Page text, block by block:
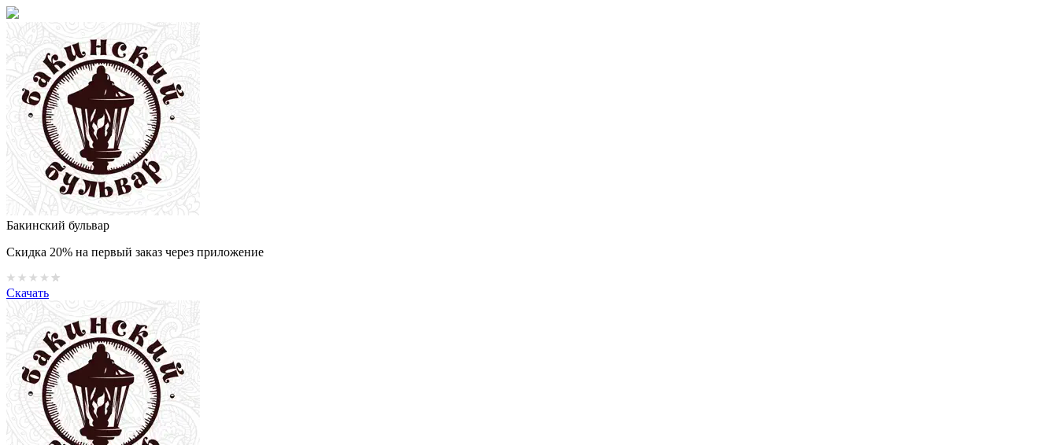
Бакинский бульвар
Скидка 20% на первый заказ через приложение
Скачать